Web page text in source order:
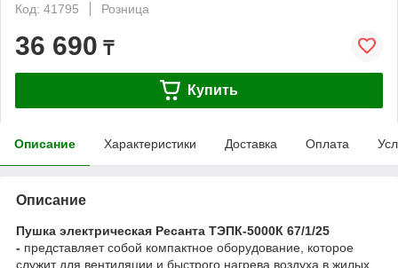
Код: 41795
Розница
36 690 ₸
Купить
Описание Характеристики Доставка Оплата
Описание
Пушка электрическая Ресанта ТЭПК-5000К 67/1/25
- представляет собой компактное оборудование, которое
служит для вентиляции и быстрого нагрева воздуха в жилых,